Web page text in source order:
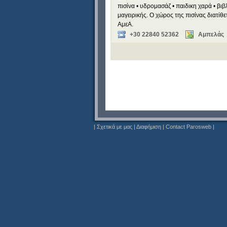
πισίνα • υδρομασάζ • παιδικη χαρά •
μαγειρικής. Ο χώρος της πισίνας
ΑμεΑ.
+30 22840 52362
Αμπελάς
| Σχετικά με μας | Διαφήμιση | Contact Parosweb |